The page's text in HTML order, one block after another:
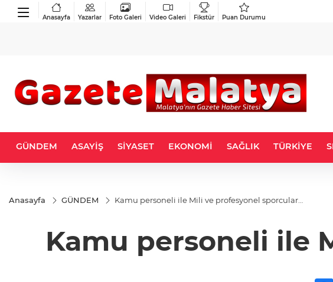
Anasayfa Yazarlar Foto Galeri Video Galeri Fikstür Puan Durumu
GÜNDEM ASAYİŞ SİYASET EKONOMİ SAĞLIK TÜRKİYE
Anasayfa GÜNDEM Kamu personeli ile Mili ve profesyonel sporcular…
Kamu personeli ile